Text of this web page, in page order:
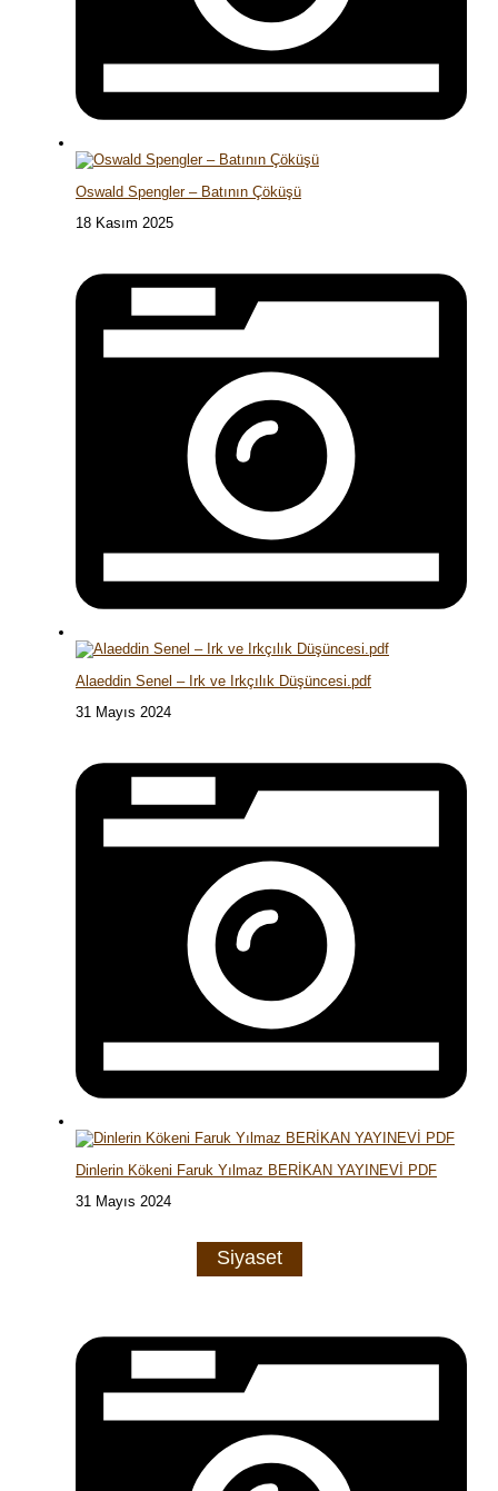
Oswald Spengler – Batının Çöküşü
18 Kasım 2025
Alaeddin Senel – Irk ve Irkçılık Düşüncesi.pdf
31 Mayıs 2024
Dinlerin Kökeni Faruk Yılmaz BERİKAN YAYINEVİ PDF
31 Mayıs 2024
Siyaset